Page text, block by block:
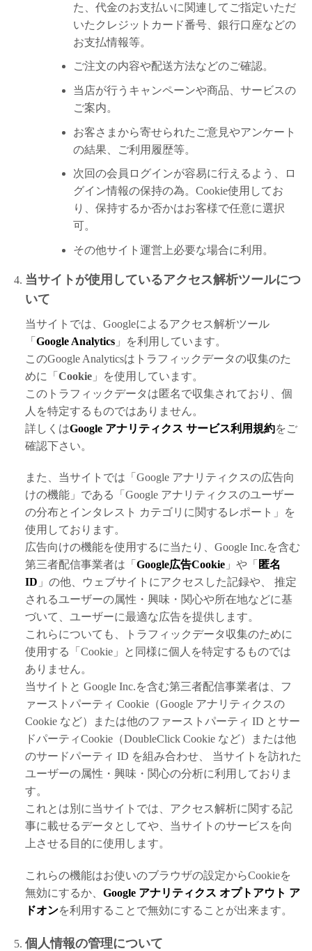
た、代金のお支払いに関連してご指定いただ
いたクレジットカード番号、銀行口座などの
お支払情報等。
ご注文の内容や配送方法などのご確認。
当店が行うキャンペーンや商品、サービスの
ご案内。
お客さまから寄せられたご意見やアンケート
の結果、ご利用履歴等。
次回の会員ログインが容易に行えるよう、ロ
グイン情報の保持の為。Cookie使用してお
り、保持するか否かはお客様で任意に選択
可。
その他サイト運営上必要な場合に利用。
当サイトが使用しているアクセス解析ツールにつ
いて
当サイトでは、Googleによるアクセス解析ツール
「 Google Analytics」を利用しています。
このGoogle Analyticsはトラフィックデータの収集のた
めに「 Cookie」を使用しています。
このトラフィックデータは匿名で収集されており、個
人を特定するものではありません。
詳しくはGoogle アナリティクス サービス利用規約をご
確認下さい。
また、当サイトでは「Google アナリティクスの広告向
けの機能」である「Google アナリティクスのユーザー
の分布とインタレスト カテゴリに関するレポート」を
使用しております。
広告向けの機能を使用するに当たり、Google Inc.を含む
第三者配信事業者は「 Google広告Cookie」や「 匿名
ID 」の他、ウェブサイトにアクセスした記録や、 推定
されるユーザーの属性・興味・関心や所在地などに基
づいて、ユーザーに最適な広告を提供します。
これらについても、トラフィックデータ収集のために
使用する「Cookie」と同様に個人を特定するものでは
ありません。
当サイトと Google Inc.を含む第三者配信事業者は、フ
ァーストパーティ Cookie（Google アナリティクスの
Cookie など）または他のファーストパーティ ID とサー
ドパーティCookie（DoubleClick Cookie など）または他
のサードパーティ ID を組み合わせ、 当サイトを訪れた
ユーザーの属性・興味・関心の分析に利用しておりま
す。
これとは別に当サイトでは、アクセス解析に関する記
事に載せるデータとしてや、当サイトのサービスを向
上させる目的に使用します。
これらの機能はお使いのブラウザの設定からCookieを
無効にするか、 Google アナリティクス オプトアウト ア
ドオンを利用することで無効にすることが出来ます。
個人情報の管理について